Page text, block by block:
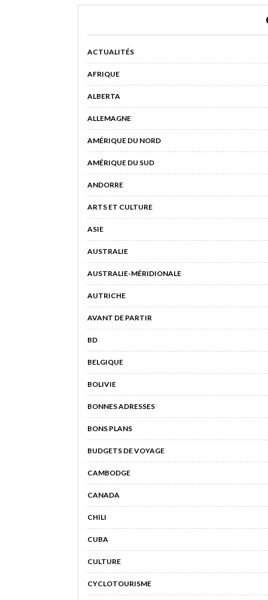
ACTUALITÉS
AFRIQUE
ALBERTA
ALLEMAGNE
AMÉRIQUE DU NORD
AMÉRIQUE DU SUD
ANDORRE
ARTS ET CULTURE
ASIE
AUSTRALIE
AUSTRALIE-MÉRIDIONALE
AUTRICHE
AVANT DE PARTIR
BD
BELGIQUE
BOLIVIE
BONNES ADRESSES
BONS PLANS
BUDGETS DE VOYAGE
CAMBODGE
CANADA
CHILI
CUBA
CULTURE
CYCLOTOURISME